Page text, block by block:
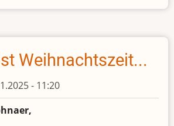
Weihnachtszeit...
- 11:20